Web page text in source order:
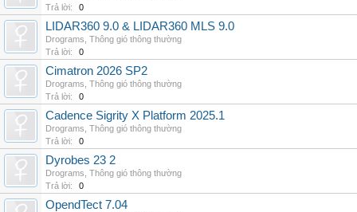
Trả lời:
0
LIDAR360 9.0 & LIDAR360 MLS 9.0
Drograms Thông gió thông thường
Trả lời:
0
Cimatron 2026 SP2
Drograms Thông gió thông thường
Trả lời:
0
Cadence Sigrity X Platform 2025.1
Drograms Thông gió thông thường
Trả lời:
0
Dyrobes 23 2
Drograms Thông gió thông thường
Trả lời:
0
OpendTect 7.04